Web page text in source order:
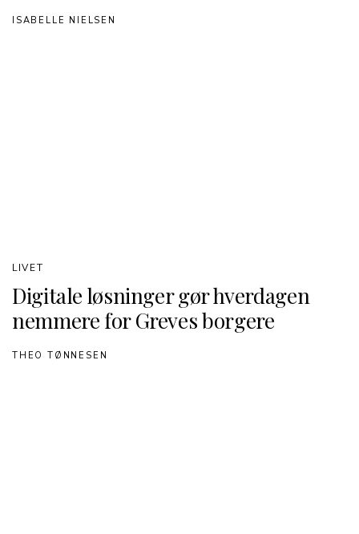
ISABELLE NIELSEN
Digitale løsninger gør hverdagen
nemmere for Greves borgere
LIVET
THEO TØNNESEN